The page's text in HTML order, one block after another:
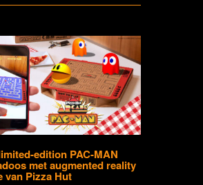
edition PAC-MAN
met augmented reality
van Pizza Hut